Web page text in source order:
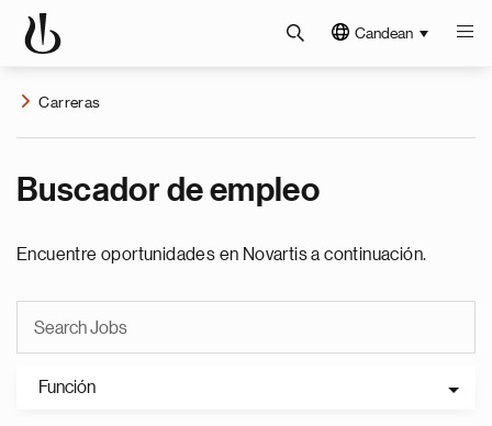
Candean
Carreras
Buscador de empleo
Encuentre oportunidades en Novartis a continuación.
Función